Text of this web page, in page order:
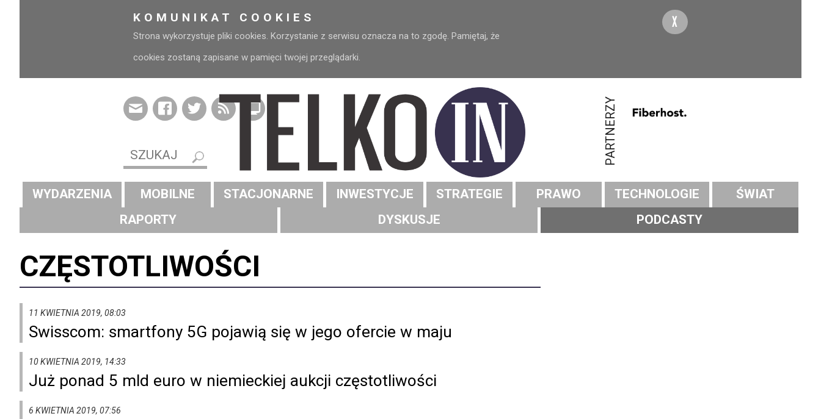
KOMUNIKAT COOKIES
Strona wykorzystuje pliki cookies. Korzystanie z serwisu oznacza na to zgodę. Pamiętaj, że
cookies zostaną zapisane w pamięci twojej przeglądarki.
X
PARTNERZY
WYDARZENIA MOBILNE STACJONARNE INWESTYCJE STRATEGIE PRAWO TECHNOLOGIE
ŚWIAT
RAPORTY
DYSKUSJE PODCASTY
CZĘSTOTLIWOŚCI
11 KWIETNIA 2019, 08:03
Swisscom: smartfony 5G pojawią się w jego ofercie w maju
10 KWIETNIA 2019, 14:33
Już ponad 5 mld euro w niemieckiej aukcji częstotliwości
6 KWIETNIA 2019, 07:56